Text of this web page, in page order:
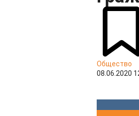
Общество
08.06.2020